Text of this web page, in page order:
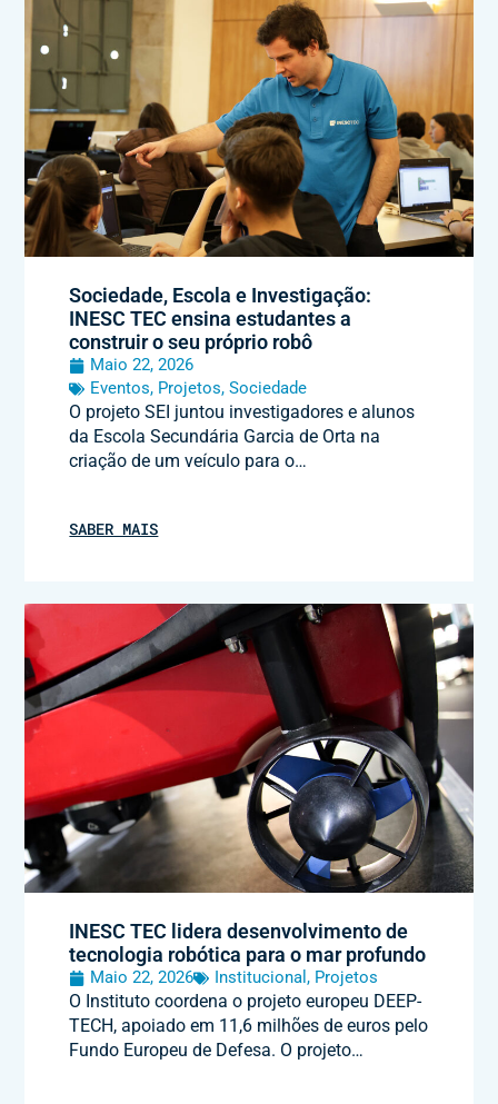
Sociedade, Escola e Investigação:
INESC TEC ensina estudantes a
construir o seu próprio robô
Maio 22, 2026
Eventos, Projetos,Sociedade
O projeto SEI juntou investigadores e alunos
da Escola Secundária Garcia de Orta na
criação de um veículo para o…
SABER MAIS
INESC TEC lidera desenvolvimento de
tecnologia robótica para o mar profundo
Maio 22, 2026 Institucional, Projetos
O Instituto coordena o projeto europeu DEEP-
TECH, apoiado em 11,6 milhões de euros pelo
Fundo Europeu de Defesa. O projeto…